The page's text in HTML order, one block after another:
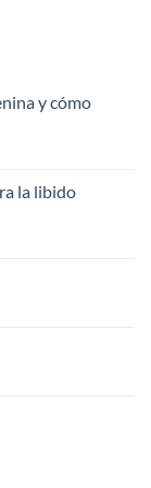
y cómo
la libido